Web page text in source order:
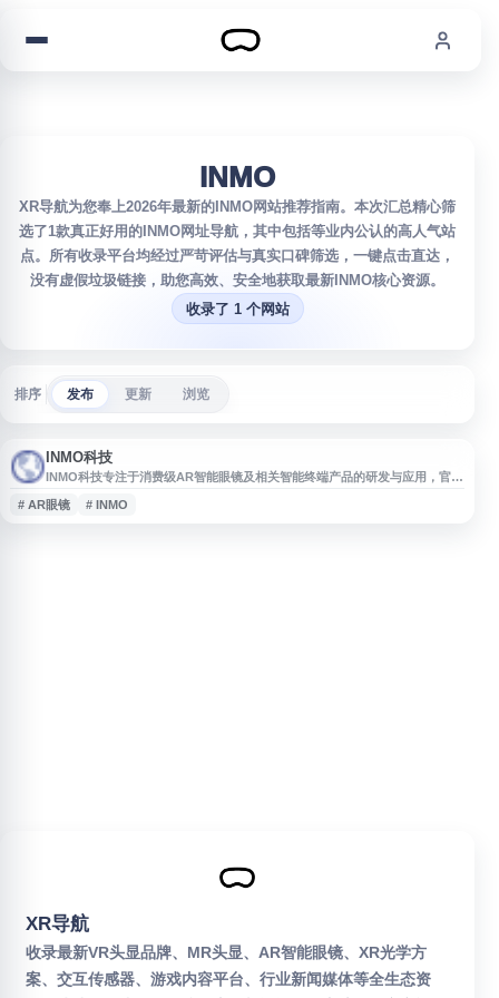
INMO
XR导航为您奉上2026年最新的INMO网站推荐指南。本次汇总精心筛
选了1款真正好用的INMO网址导航，其中包括等业内公认的高人气站
点。所有收录平台均经过严苛评估与真实口碑筛选，一键点击直达，
没有虚假垃圾链接，助您高效、安全地获取最新INMO核心资源。
收录了 1 个网站
排序 发布 更新 浏览
INMO科技
INMO科技专注于消费级AR智能眼镜及相关智能终端产品的研发与应用，官网
关注AR眼镜、智能穿戴、增强现实设备和便携式智能交互体验的用户，展示
# AR眼镜 # INMO
XR导航
收录最新VR头显品牌、MR头显、AR智能眼镜、XR光学方
案、交互传感器、游戏内容平台、行业新闻媒体等全生态资